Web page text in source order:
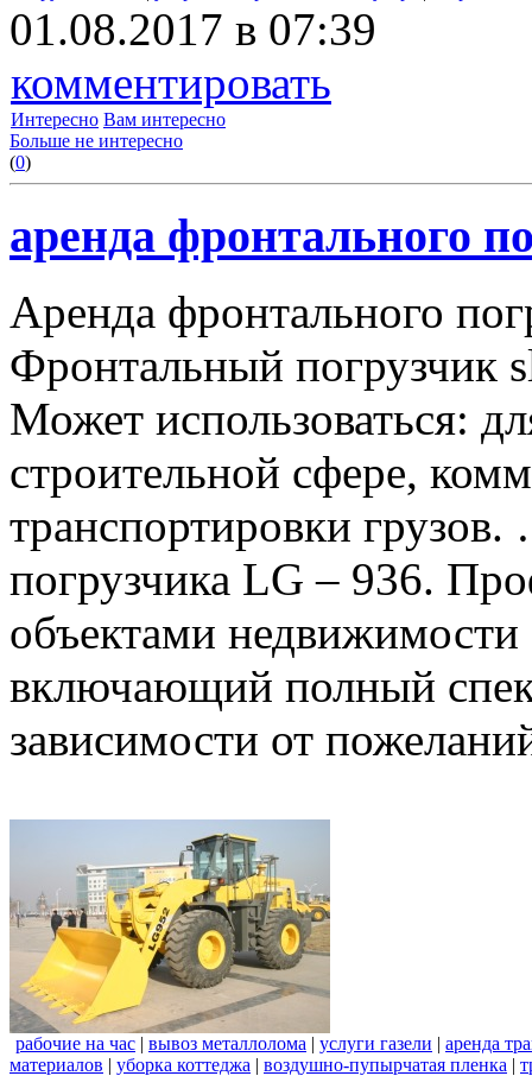
01.08.2017 в 07:39
комментировать
Интересно Вам интересно
Больше не интересно
(0)
аренда фронтального
Аренда фронтального
Фронтальный погрузчик
Может использоваться:
строительной сфере,
транспортировки
погрузчика LG – 936.
объектами
включающий полный
зависимости от
рабочие на час | вывоз металлолома | услуги газели | аренда
материалов | уборка коттеджа | воздушно-пупырчатая пленка |